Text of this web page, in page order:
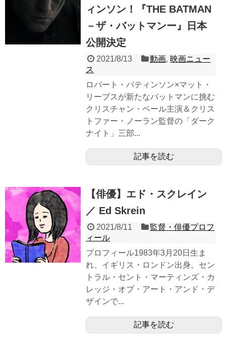
ィンソン！『THE BATMAN
－ザ・バットマンー』日本
公開決定
2021/8/13 動画, 映画ニュー
ス
ロバート・パティンソン×マット・
リーブスが新たなバットマンに挑む
クリスチャン・ベール主演＆クリス
トファー・ノーラン監督の「ダーク
ナイト」三部...
記事を読む
【俳優】エド・スクレイン
／ Ed Skrein
2021/8/11
監督・俳優プロフ
ィール
プロフィール1983年3月20日生ま
れ、イギリス・ロンドン出身。セン
トラル・セント・マーティンズ・カ
レッジ・オブ・アート・アンド・デ
ザインで...
記事を読む